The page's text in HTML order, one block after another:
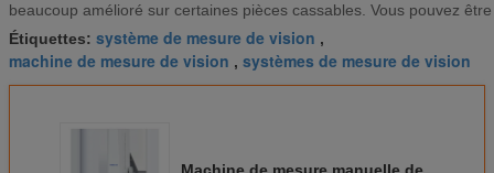
beaucoup amélioré sur certaines pièces cassables. Vous pouvez
Étiquettes: système de mesure de vision ,
machine de mesure de vision , systèmes de mesure de vision